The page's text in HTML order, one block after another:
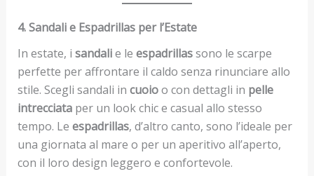
4. Sandali e Espadrillas per l’Estate
In estate, i sandalie le espadrillassono le scarpe
perfette per affrontare il caldo senza rinunciare allo
stile. Scegli sandali in cuoioo con dettagli in pelle
intrecciataper un look chic e casual allo stesso
tempo. Le espadrillas, d’altro canto, sono l’ideale per
una giornata al mare o per un aperitivo all’aperto,
con il loro design leggero e confortevole.